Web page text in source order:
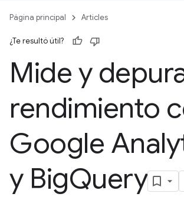
Página principal Articles
¿Te resultó útil?
Mide y
rendimiento
Google
y BigQuery